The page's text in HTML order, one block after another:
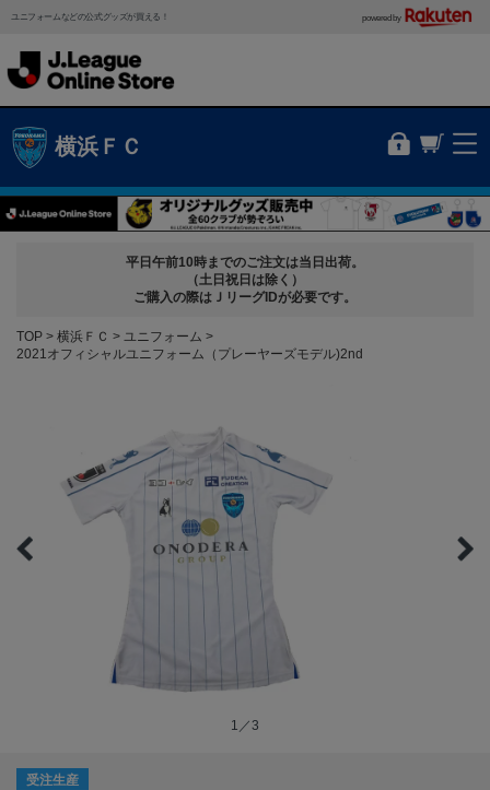
ユニフォームなどの公式グッズが買える！ powered by
横浜ＦＣ
平日午前10時までのご注文は当日出荷。
（土日祝日は除く）
ご購入の際はＪリーグIDが必要です。
TOP 横浜ＦＣ
ユニフォーム
2021オフィシャルユニフォーム（プレーヤーズモデル)2nd
1／3
受注生産